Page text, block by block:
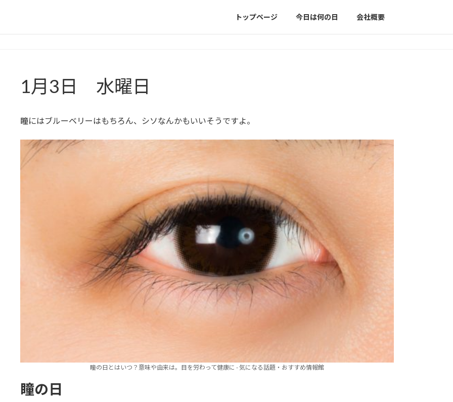
トップページ 今日は何の日 会社概要
1月3日 水曜日
瞳にはブルーベリーはもちろん、シソなんかもいいそうですよ。
瞳の日とはいつ？意味や由来は。目を労わって健康に - 気になる話題・おすすめ情報館
瞳の日